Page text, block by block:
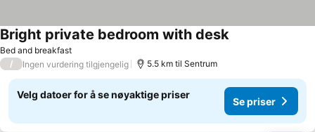
Bed and breakfast
Bright private bedroom with desk
/ Ingen vurdering tilgjengelig 5.5 km til Sentrum
Velg datoer for å se nøyaktige priser
Se priser